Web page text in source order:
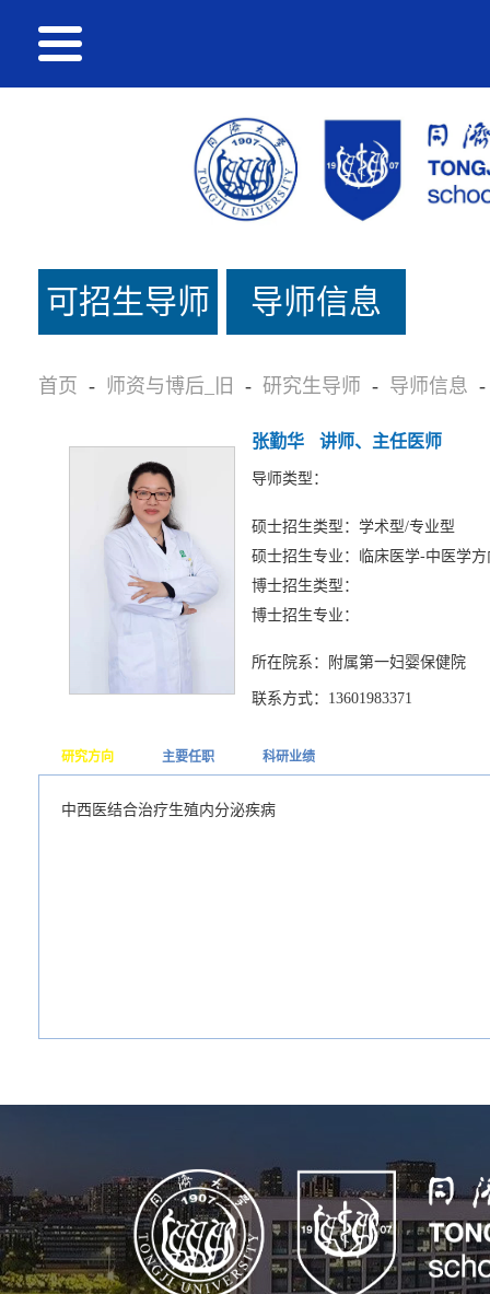
可招生导师
名单_旧
导师信息
首页 - 师资与博后_旧 - 研究生导师 - 导师信息 -
张勤华 讲师、主任医师
导师类型：
硕士招生类型：学术型/专业型
硕士招生专业：临床医学-中医学
博士招生类型：
博士招生专业：
所在院系：附属第一妇婴保健院
联系方式：13601983371
研究方向 主要任职 科研业绩
中西医结合治疗生殖内分泌疾病